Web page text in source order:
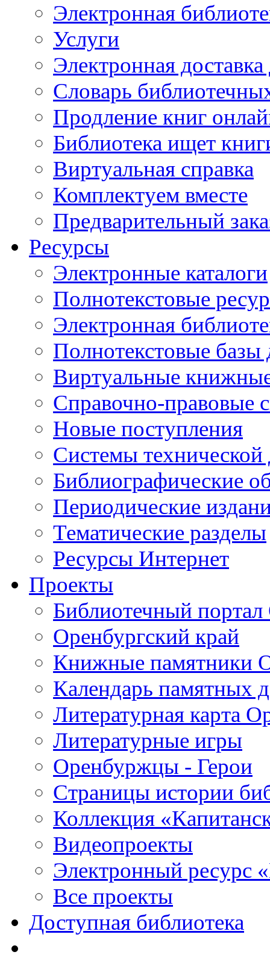
Электронная
Услуги
Электронная
Словарь
Продление книг
Библиотека ищет
Виртуальная справка
Комплектуем вместе
Предварительный
Ресурсы
Электронные каталоги
Полнотекстовые
Электронная
Полнотекстовые
Виртуальные
Справочно-правовые
Новые поступления
Cистемы
Библиографические
Периодические
Тематические разделы
Ресурсы Интернет
Проекты
Библиотечный портал
Оренбургский край
Книжные памятники
Календарь памятных
Литературная карта
Литературные игры
Оренбуржцы - Герои
Страницы истории
Коллекция
Видеопроекты
Электронный ресурс
Все проекты
Доступная библиотека